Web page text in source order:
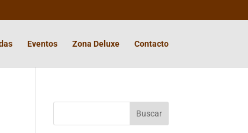
Eventos Zona Deluxe Contacto